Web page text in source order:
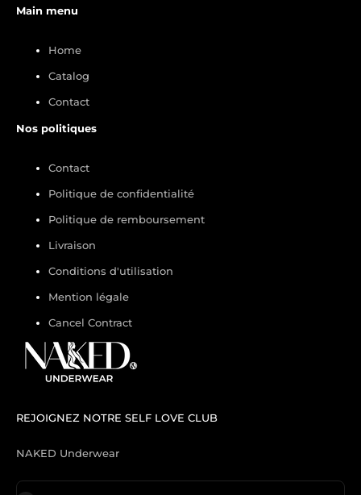
Main menu
Home
Catalog
Contact
Nos politiques
Contact
Politique de confidentialité
Politique de remboursement
Livraison
Conditions d'utilisation
Mention légale
Cancel Contract
REJOIGNEZ NOTRE SELF LOVE CLUB
NAKED Underwear